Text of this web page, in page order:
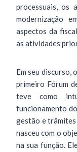
processuais, os
modernização
aspectos da
as atividades
Em seu discurso,
primeiro Fórum
teve como
funcionamento
gestão e trâmites
nasceu com o
na sua função.